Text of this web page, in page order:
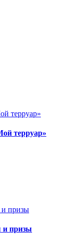
терруар»
и призы